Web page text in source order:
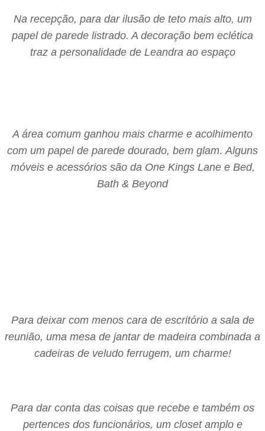
Na recepção, para dar ilusão de teto mais alto, um
papel de parede listrado. A decoração bem eclética
traz a personalidade de Leandra ao espaço
A área comum ganhou mais charme e acolhimento
com um papel de parede dourado, bem glam. Alguns
móveis e acessórios são da One Kings Lane e Bed,
Bath & Beyond
Para deixar com menos cara de escritório a sala de
reunião, uma mesa de jantar de madeira combinada a
cadeiras de veludo ferrugem, um charme!
Para dar conta das coisas que recebe e também os
pertences dos funcionários, um closet amplo e